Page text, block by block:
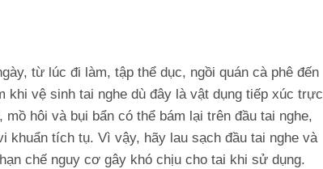
từ lúc đi làm, tập thể dục, ngồi quán cà phê đến
vệ sinh tai nghe dù đây là vật dụng tiếp xúc trực
hôi và bụi bẩn có thể bám lại trên đầu tai nghe,
khuẩn tích tụ. Vì vậy, hãy lau sạch đầu tai nghe và
chế nguy cơ gây khó chịu cho tai khi sử dụng.